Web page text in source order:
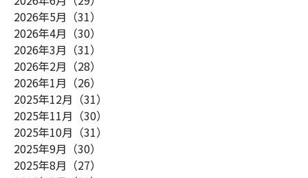
2026年5月（31）
2026年4月（30）
2026年3月（31）
2026年2月（28）
2026年1月（26）
2025年12月（31）
2025年11月（30）
2025年10月（31）
2025年9月（30）
2025年8月（27）